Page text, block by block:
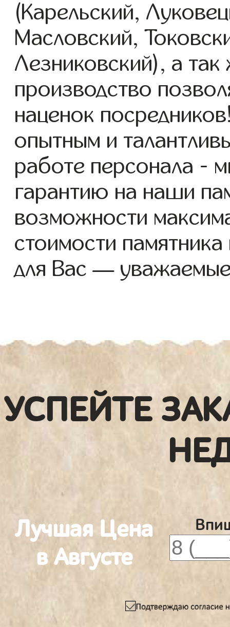
(Карельский,
Масловский,
Лезниковский), а
производство
наценок
опытным и
работе персонала -
гарантию на наши
возможности
стоимости
для Вас —
УСПЕЙТЕ
Лучшая Цена
в Августе